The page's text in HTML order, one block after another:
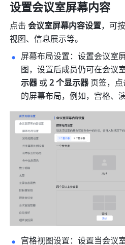
设置会议室屏幕内容
点击 会议室屏幕内容设置，可
视图、信息展示等。
屏幕布局设置：设置会议室
图，设置后成员仍可在会议
示器 或 2 个显示器 页签，
的屏幕布局，例如，宫格、
宫格视图设置：设置当会议